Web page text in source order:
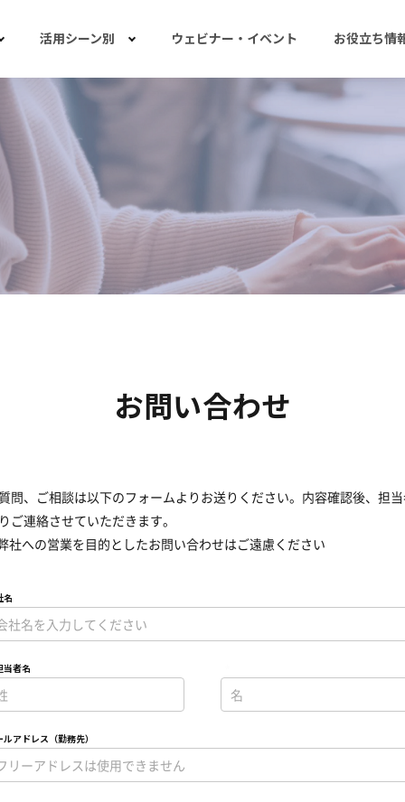
活用シーン別 ウェビナー・イベント お役立ち情
お問い合わせ
問、ご相談は以下のフォームよりお送りください。内容確認後、担
ご連絡させていただきます。
社への営業を目的としたお問い合わせはご遠慮ください
名
当者名
ルアドレス（勤務先）